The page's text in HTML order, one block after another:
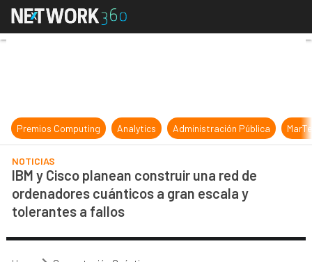
IBM y Cisco planean construir
Premios Computing Analytics Administración Pública
NOTICIAS
IBM y Cisco planean construir una red de
ordenadores cuánticos a gran escala y
tolerantes a fallos